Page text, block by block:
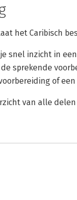
het Caribisch
snel inzicht in
sprekende
of
van alle